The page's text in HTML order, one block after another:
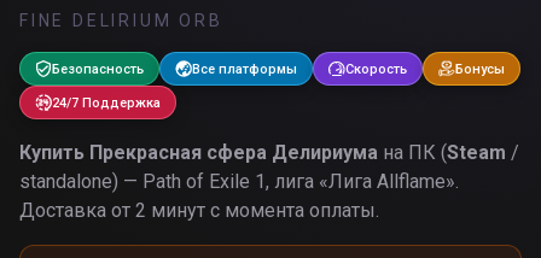
FINE DELIRIUM ORB
Безопасность Все платформы Скорость Бонусы
24/7 Поддержка
Купить Прекрасная сфера Делириума на ПК (Steam /
standalone) — Path of Exile 1, лига «Лига Allflame».
Доставка от 2 минут с момента оплаты.